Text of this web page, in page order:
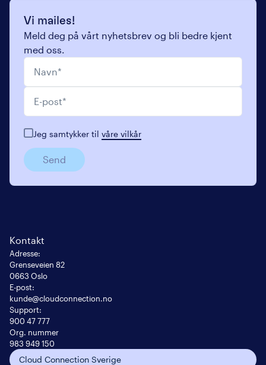
Kontakt
Adresse:
Grenseveien 82
0663 Oslo
E-post:
kunde@cloudconnection.no
Support:
900 47 777
Org. nummer
983 949 150
Cloud Connection Sverige
Vi mailes!
Meld deg på vårt nyhetsbrev og bli bedre kjent
med oss.
Jeg samtykker tilvåre vilkår
Send